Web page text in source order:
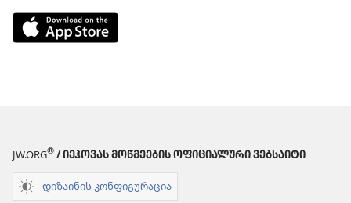
Download
on
ფანჯარა)
JW.ORG® / ᲘᲔᲰᲝᲕᲐᲡ ᲛᲝᲬᲛᲔᲔᲑᲘᲡ ᲝᲤᲘᲪᲘᲐᲚᲣᲠᲘ ᲕᲔᲑᲡᲐᲘᲢᲘ
დიზაინის კონფიგურაცია